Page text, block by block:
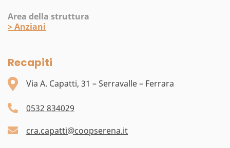
Area della struttura
>Anziani
Recapiti
Via A. Capatti, 31 – Serravalle – Ferrara
0532 834029
cra.capatti@coopserena.it